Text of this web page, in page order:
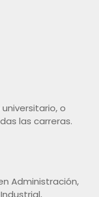
o
las carreras.
Administración,